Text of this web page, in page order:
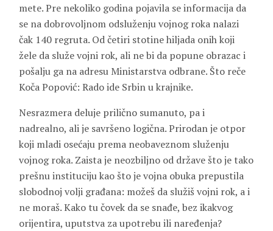
mete. Pre nekoliko godina pojavila se informacija da
se na dobrovoljnom odsluženju vojnog roka nalazi
čak 140 regruta. Od četiri stotine hiljada onih koji
žele da služe vojni rok, ali ne bi da popune obrazac i
pošalju ga na adresu Ministarstva odbrane. Što reče
Koča Popović: Rado ide Srbin u krajnike.
Nesrazmera deluje prilično sumanuto, pa i
nadrealno, ali je savršeno logična. Prirodan je otpor
koji mladi osećaju prema neobaveznom služenju
vojnog roka. Zaista je neozbiljno od države što je tako
prešnu instituciju kao što je vojna obuka prepustila
slobodnoj volji građana: možeš da služiš vojni rok, a i
ne moraš. Kako tu čovek da se snađe, bez ikakvog
orijentira, uputstva za upotrebu ili naređenja?